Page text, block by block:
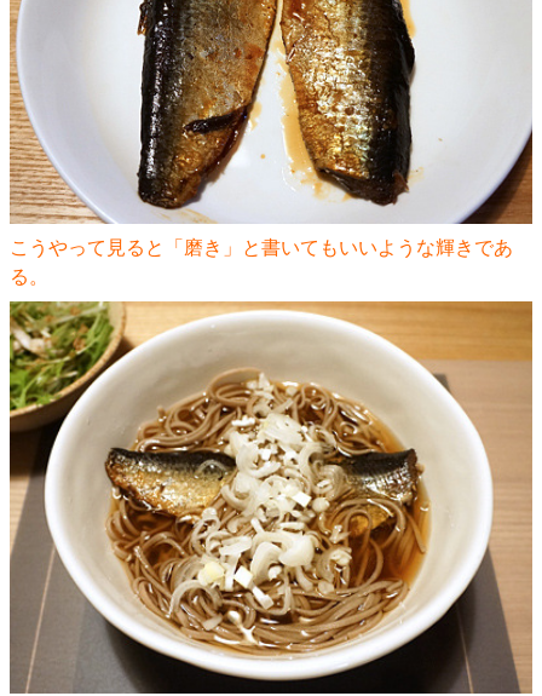
こうやって見ると「磨き」と書いてもいいような輝きであ
る。